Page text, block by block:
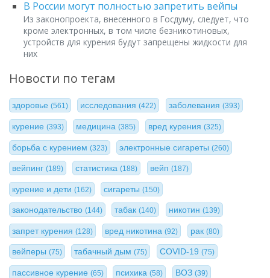
В России могут полностью запретить вейпы
Из законопроекта, внесенного в Госдуму, следует, что
кроме электронных, в том числе безникотиновых,
устройств для курения будут запрещены жидкости для
них
Новости по тегам
здоровье (561) исследования(422) заболевания (393)
курение (393) медицина(385) вред курения (325)
борьба с курением (323) электронные сигареты(260)
вейпинг (189) статистика(188) вейп (187)
курение и дети (162) сигареты(150)
законодательство (144) табак(140) никотин (139)
запрет курения (128) вред никотина(92) рак (80)
вейперы (75) табачный дым(75) COVID-19 (75)
пассивное курение (65) психика(58) ВОЗ (39)